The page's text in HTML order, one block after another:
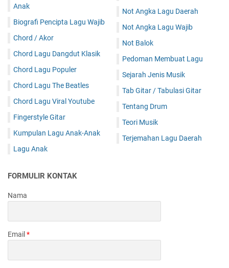
Anak
Biografi Pencipta Lagu Wajib
Chord / Akor
Chord Lagu Dangdut Klasik
Chord Lagu Populer
Chord Lagu The Beatles
Chord Lagu Viral Youtube
Fingerstyle Gitar
Kumpulan Lagu Anak-Anak
Lagu Anak
Not Angka Lagu Daerah
Not Angka Lagu Wajib
Not Balok
Pedoman Membuat Lagu
Sejarah Jenis Musik
Tab Gitar / Tabulasi Gitar
Tentang Drum
Teori Musik
Terjemahan Lagu Daerah
FORMULIR KONTAK
Nama
Email *